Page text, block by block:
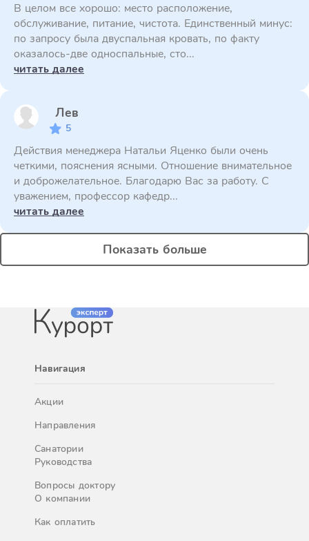
В целом все хорошо: место расположение,
обслуживание, питание, чистота. Единственный минус:
по запросу была двуспальная кровать, по факту
оказалось-две односпальные, сто...
читать далее
Лев
5
Действия менеджера Натальи Яценко были очень
четкими, пояснения ясными. Отношение внимательное
и доброжелательное. Благодарю Вас за работу. С
уважением, профессор кафедр...
читать далее
Показать больше
Навигация
Акции
Направления
Санатории
Руководства
Вопросы доктору
О компании
Как оплатить